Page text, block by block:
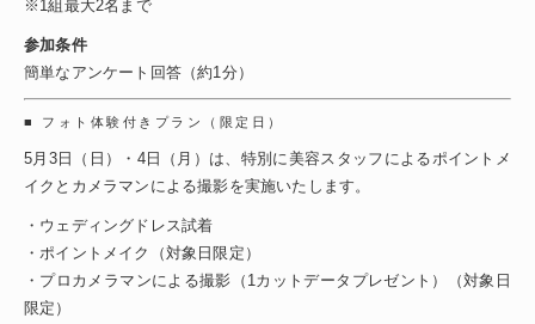
※1組最大2名まで
参加条件
簡単なアンケート回答（約1分）
■ フォト体験付きプラン（限定日）
5月3日（日）・4日（月）は、特別に美容スタッフによるポイントメ
イクとカメラマンによる撮影を実施いたします。
・ウェディングドレス試着
・ポイントメイク（対象日限定）
・プロカメラマンによる撮影（1カットデータプレゼント）（対象日
限定）